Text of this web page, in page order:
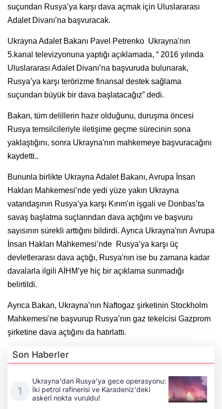
suçundan Rusya’ya karşı dava açmak için Uluslararası
Adalet Divanı’na başvuracak.
Ukrayna Adalet Bakanı Pavel Petrenko Ukrayna'nın
5.kanal televizyonuna yaptığı açıklamada, “ 2016 yılında
Uluslararası Adalet Divanı’na başvuruda bulunarak,
Rusya’ya karşı terörizme finansal destek sağlama
suçundan büyük bir dava başlatacağız” dedi.
Bakan, tüm delillerin hazır olduğunu, duruşma öncesi
Rusya temsilcileriyle iletişime geçme sürecinin sona
yaklaştığını, sonra Ukrayna'nın mahkemeye başvuracağını
kaydetti..
Bununla birlikte Ukrayna Adalet Bakanı, Avrupa İnsan
Hakları Mahkemesi’nde yedi yüze yakın Ukrayna
vatandaşının Rusya’ya karşı Kırım'ın işgali ve Donbas’ta
savaş başlatma suçlarından dava açtığını ve başvuru
sayısının sürekli arttığını bildirdi. Ayrıca Ukrayna'nın Avrupa
İnsan Hakları Mahkemesi’nde Rusya’ya karşı üç
devletlerarası dava açtığı, Rusya'nın ise bu zamana kadar
davalarla ilgili AİHM’ye hiç bir açıklama sunmadığı
belirtildi.
Ayrıca Bakan, Ukrayna’nın Naftogaz şirketinin Stockholm
Mahkemesi'ne başvurup Rusya’nın gaz tekelcisi Gazprom
şirketine dava açtığını da hatırlattı.
Son Haberler
Ukrayna'dan Rusya'ya gece operasyonu:
İki petrol rafinerisi ve Karadeniz'deki
askerî nokta vuruldu!